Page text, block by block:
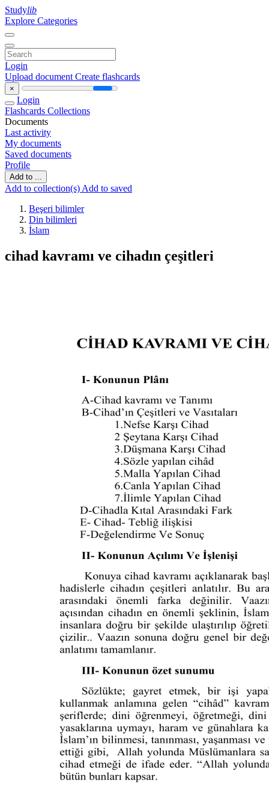
Studylib
Explore Categories
Login
Upload document Create flashcards
×
Login
Flashcards Collections
Documents
Last activity
My documents
Saved documents
Profile
Add to ...
Add to collection(s) Add to saved
Beşeri bilimler
Din bilimleri
İslam
cihad kavramı ve cihadın çeşitleri